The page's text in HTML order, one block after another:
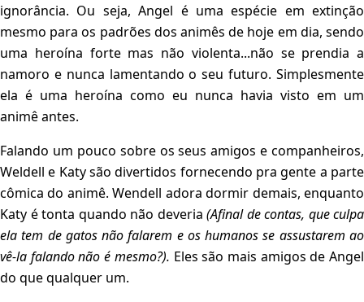
ignorância. Ou seja, Angel é uma espécie em extinção
mesmo para os padrões dos animês de hoje em dia, sendo
uma heroína forte mas não violenta...não se prendia a
namoro e nunca lamentando o seu futuro. Simplesmente
ela é uma heroína como eu nunca havia visto em um
animê antes.
Falando um pouco sobre os seus amigos e companheiros,
Weldell e Katy são divertidos fornecendo pra gente a parte
cômica do animê. Wendell adora dormir demais, enquanto
Katy é tonta quando não deveria (Afinal de contas, que culpa
ela tem de gatos não falarem e os humanos se assustarem ao
vê-la falando não é mesmo?). Eles são mais amigos de Angel
do que qualquer um.